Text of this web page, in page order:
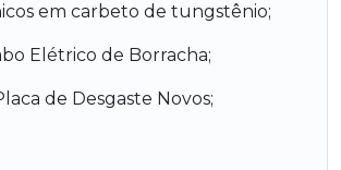
em carbeto de tungstênio;
Elétrico de Borracha;
de Desgaste Novos;